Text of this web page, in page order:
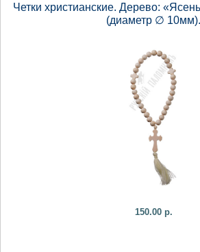
Четки христианские. Дерево:
(диаметр ∅ 10мм).
150.00 р.